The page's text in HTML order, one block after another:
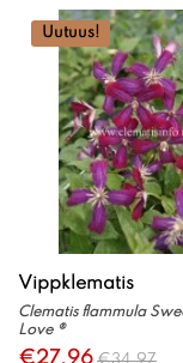
Uutuus!
Vippklematis
Clematis flammula
Love ®
€27.96